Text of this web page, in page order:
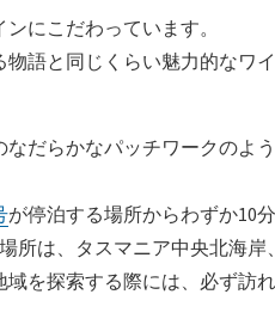
にこだわっています。
語と同じくらい魅力的なワ
だらかなパッチワークのよ
が停泊する場所からわずか10分
所は、タスマニア中央北海岸
を探索する際には、必ず訪れ